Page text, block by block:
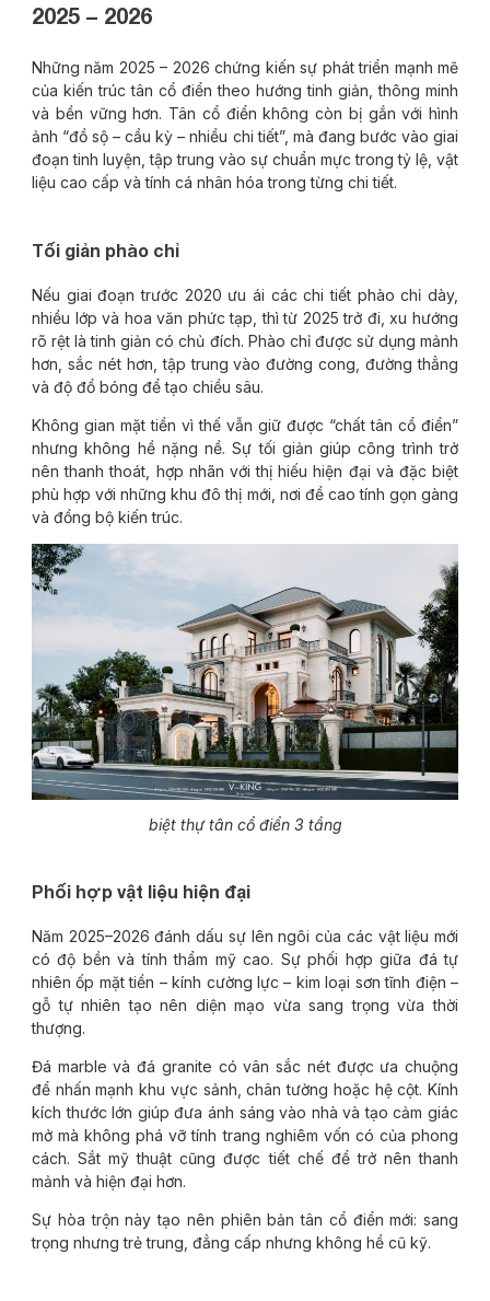
2025 – 2026
Những năm 2025 – 2026 chứng kiến sự phát triển mạnh mẽ
của kiến trúc tân cổ điển theo hướng tinh giản, thông minh
và bền vững hơn. Tân cổ điển không còn bị gắn với hình
ảnh “đồ sộ – cầu kỳ – nhiều chi tiết”, mà đang bước vào giai
đoạn tinh luyện, tập trung vào sự chuẩn mực trong tỷ lệ, vật
liệu cao cấp và tính cá nhân hóa trong từng chi tiết.
Tối giản phào chỉ
Nếu giai đoạn trước 2020 ưu ái các chi tiết phào chỉ dày,
nhiều lớp và hoa văn phức tạp, thì từ 2025 trở đi, xu hướng
rõ rệt là tinh giản có chủ đích. Phào chỉ được sử dụng mảnh
hơn, sắc nét hơn, tập trung vào đường cong, đường thẳng
và độ đổ bóng để tạo chiều sâu.
Không gian mặt tiền vì thế vẫn giữ được “chất tân cổ điển”
nhưng không hề nặng nề. Sự tối giản giúp công trình trở
nên thanh thoát, hợp nhãn với thị hiếu hiện đại và đặc biệt
phù hợp với những khu đô thị mới, nơi đề cao tính gọn gàng
và đồng bộ kiến trúc.
biệt thự tân cổ điển 3 tầng
Phối hợp vật liệu hiện đại
Năm 2025–2026 đánh dấu sự lên ngôi của các vật liệu mới
có độ bền và tính thẩm mỹ cao. Sự phối hợp giữa đá tự
nhiên ốp mặt tiền – kính cường lực – kim loại sơn tĩnh điện –
gỗ tự nhiên tạo nên diện mạo vừa sang trọng vừa thời
thượng.
Đá marble và đá granite có vân sắc nét được ưa chuộng
để nhấn mạnh khu vực sảnh, chân tường hoặc hệ cột. Kính
kích thước lớn giúp đưa ánh sáng vào nhà và tạo cảm giác
mở mà không phá vỡ tính trang nghiêm vốn có của phong
cách. Sắt mỹ thuật cũng được tiết chế để trở nên thanh
mảnh và hiện đại hơn.
Sự hòa trộn này tạo nên phiên bản tân cổ điển mới: sang
trọng nhưng trẻ trung, đẳng cấp nhưng không hề cũ kỹ.